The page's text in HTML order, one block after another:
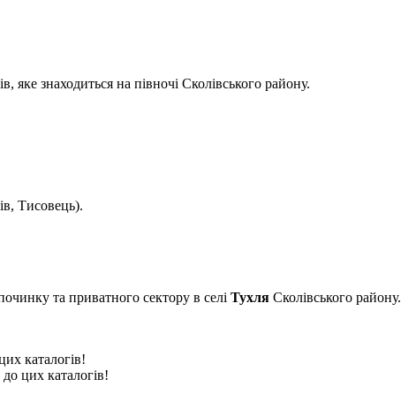
яке знаходиться на півночі Сколівського району.
Тисовець).
та приватного сектору в селі ТухляСколівського району.
каталогів!
цих каталогів!